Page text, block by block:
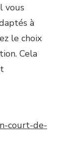
vous
à
le choix
Cela
court-de-